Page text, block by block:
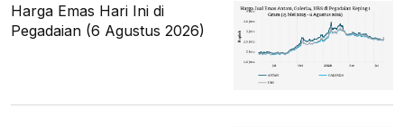
Harga Emas Hari Ini di
Pegadaian (6 Agustus 2026)